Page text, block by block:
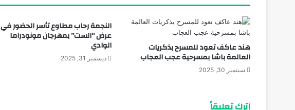
هند عاكف تعود للمسرح بذكريات
العالمة باشا بمسرحية عجب العجاب
سبتمبر 30, 2025
النجمة رحاب مطاوع تأسر الحضور في
عرض “الست” بمهرجان مونودراما
الوادي
ديسمبر 31, 2025
اترك تعليقاً